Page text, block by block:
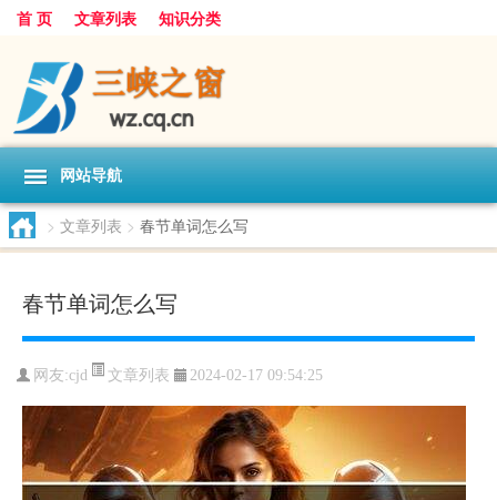
首 页 文章列表 知识分类
网站导航
> 文章列表 > 春节单词怎么写
春节单词怎么写
网友:cjd 文章列表 2024-02-17 09:54:25